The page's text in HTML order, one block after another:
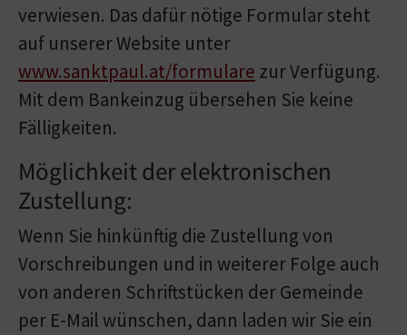
verwiesen. Das dafür nötige Formular steht
auf unserer Website unter
www.sanktpaul.at/formulare zur Verfügung.
Mit dem Bankeinzug übersehen Sie keine
Fälligkeiten.
Möglichkeit der elektronischen
Zustellung:
Wenn Sie hinkünftig die Zustellung von
Vorschreibungen und in weiterer Folge auch
von anderen Schriftstücken der Gemeinde
per E-Mail wünschen, dann laden wir Sie ein